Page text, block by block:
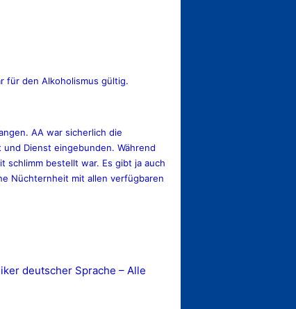
für den Alkoholismus gültig.
AA war sicherlich die
Dienst eingebunden. Während
bestellt war. Es gibt ja auch
Nüchternheit mit allen verfügbaren
deutscher Sprache – Alle